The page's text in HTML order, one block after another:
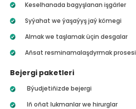
Keselhanada bagyşlanan işgärler
Syýahat we ýaşaýyş jaý kömegi
Almak we taşlamak üçin desgalar
Aňsat resminamalaşdyrmak prosesi
Bejergi paketleri
Býudjetiňizde bejergi
Iň oňat lukmanlar we hirurglar